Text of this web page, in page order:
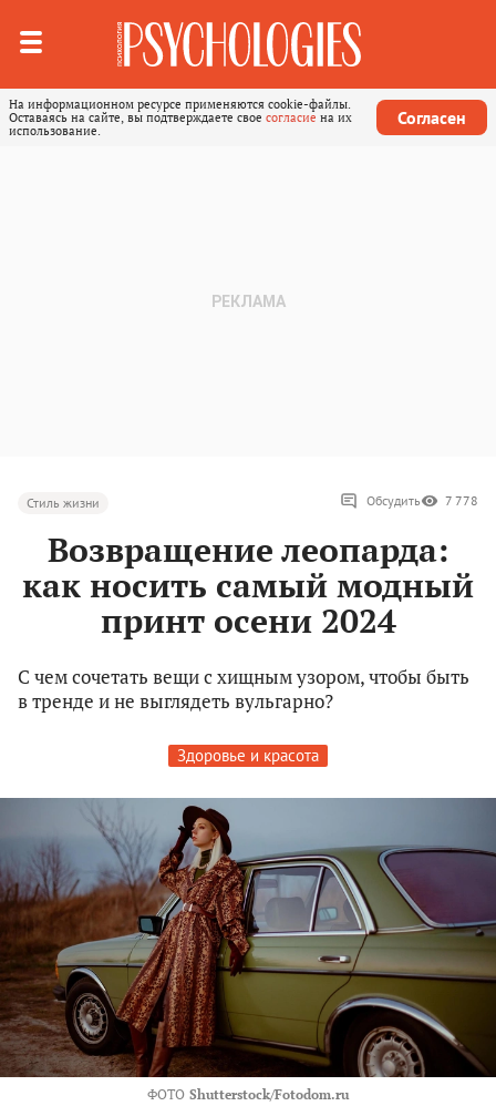
На информационном ресурсе применяются cookie-файлы.
Оставаясь на сайте, вы подтверждаете свое согласие на их
использование.
Согласен
Стиль жизни Обсудить 7 778
Возвращение леопарда:
как носить самый модный
принт осени 2024
С чем сочетать вещи с хищным узором, чтобы быть
в тренде и не выглядеть вульгарно?
Здоровье и красота
ФОТО Shutterstock/Fotodom.ru